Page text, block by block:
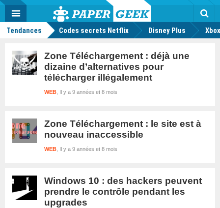
Actu
geek
MENU
Tendances Codes secrets Netflix Disney Plus
Zone Téléchargement : déjà une
dizaine d’alternatives pour
télécharger illégalement
Il y a 9 années et 8 mois
WEB
Zone Téléchargement : le site est à
nouveau inaccessible
Il y a 9 années et 8 mois
WEB
Windows 10 : des hackers peuvent
prendre le contrôle pendant les
upgrades
Mode
FacebookTwitter Youtube